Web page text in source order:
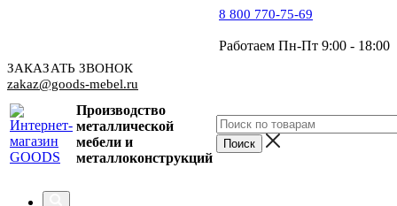
8 800 770-75-69
Работаем Пн-Пт 9:00 - 18:00
ЗАКАЗАТЬ ЗВОНОК
zakaz@goods-mebel.ru
Производство
металлической
мебели и
металлоконструкций